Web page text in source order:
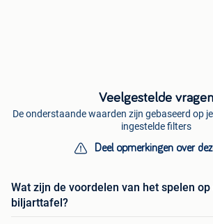
Veelgestelde vragen
De onderstaande waarden zijn gebaseerd op
ingestelde filters
Deel opmerkingen over
Wat zijn de voordelen van het spelen op
biljarttafel?